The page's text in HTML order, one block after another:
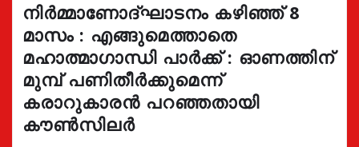
നിർമ്മാണോദ്ഘാടനം കഴിഞ്ഞ് 8
മാസം : എങ്ങുമെത്താതെ
മഹാത്മാഗാന്ധി പാർക്ക് : ഓണത്തിന്
മുമ്പ് പണിതീർക്കുമെന്ന്
കരാറുകാരൻ പറഞ്ഞതായി
കൗൺസിലർ